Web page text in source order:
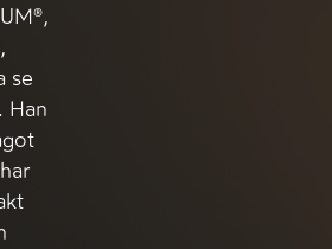
se
Han